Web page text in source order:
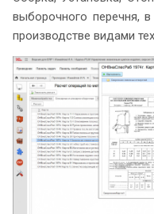
выборочного перечня,
производстве видами